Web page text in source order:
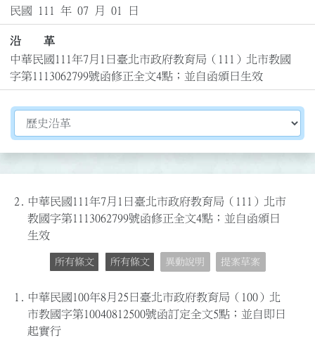
民國 111 年 07 月 01 日
沿 革
中華民國111年7月1日臺北市政府教育局（111）北市教國
字第1113062799號函修正全文4點；並自函頒日生效
切換選擇法規資訊內容
2.
中華民國111年7月1日臺北市政府教育局（111）北市
教國字第1113062799號函修正全文4點；並自函頒日
生效
所有條文 所有條文 異動說明 提案草案
1. 中華民國100年8月25日臺北市政府教育局（100）北
市教國字第10040812500號函訂定全文5點；並自即日
起實行